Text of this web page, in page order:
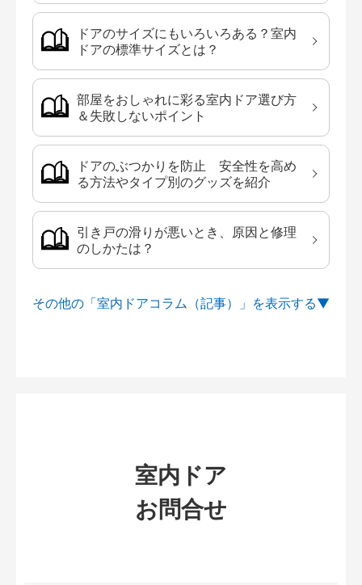
ドアのサイズにもいろいろある？室内
ドアの標準サイズとは？
部屋をおしゃれに彩る室内ドア選び方
＆失敗しないポイント
ドアのぶつかりを防止 安全性を高め
る方法やタイプ別のグッズを紹介
引き戸の滑りが悪いとき、原因と修理
のしかたは？
その他の「室内ドアコラム（記事）」を
室内ドア
お問合せ